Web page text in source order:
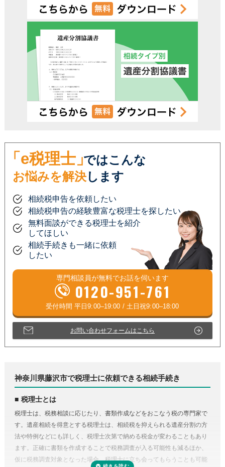
「e税理士」ではこんな
お悩みを解決します
相続税申告を依頼したい
相続税申告の経験豊富な税理士を探したい
無料面談ができる税理士を紹介
してほしい
相続手続きも一緒に依頼
したい
専門相談員が無料でお話を伺います
0120-951-761
お問い合わせフォームはこちら
神奈川県藤沢市で税理士に依頼できる相続手続き
税理士とは
税理士は、税務相談に応じたり、書類作成などをおこなう税の専門家で
す。遺産相続を得意とする税理士は、相続税を抑えられる遺産分割の方
法や特例などにも詳しく、税理士次第で納める税金が変わることもあり
ます。正確に書類を作成することで税務調査が入る可能性も減るほか、
仮に税務調査対象となった場合、税理士に立ち会ってもらうことも可能